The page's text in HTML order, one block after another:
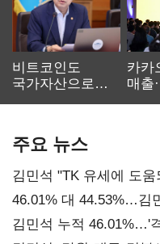
비트코인도
국가자산으로…'
카카
매출
주요 뉴스
김민석 "TK 유세에 도
대표된 양 당직 배분"
46.01% 대 44.53%…김
김민석 누적 46.01%…'